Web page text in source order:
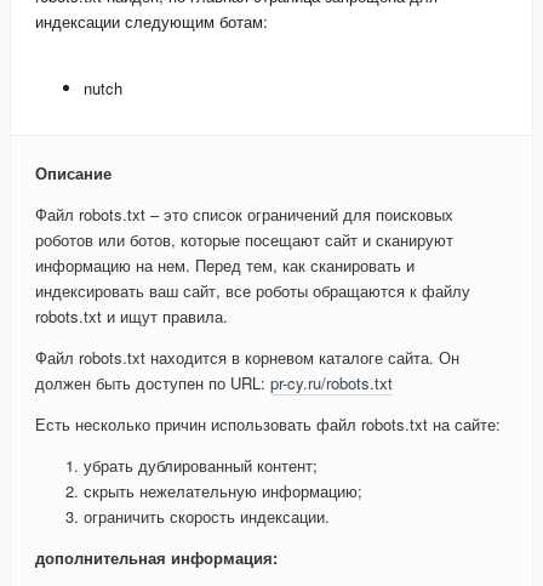
индексации следующим ботам:
nutch
Описание
Файл robots.txt – это список ограничений для поисковых
роботов или ботов, которые посещают сайт и сканируют
информацию на нем. Перед тем, как сканировать и
индексировать ваш сайт, все роботы обращаются к файлу
robots.txt и ищут правила.
Файл robots.txt находится в корневом каталоге сайта. Он
должен быть доступен по URL: pr-cy.ru/robots.txt
Есть несколько причин использовать файл robots.txt на сайте:
убрать дублированный контент;
скрыть нежелательную информацию;
ограничить скорость индексации.
дополнительная информация: